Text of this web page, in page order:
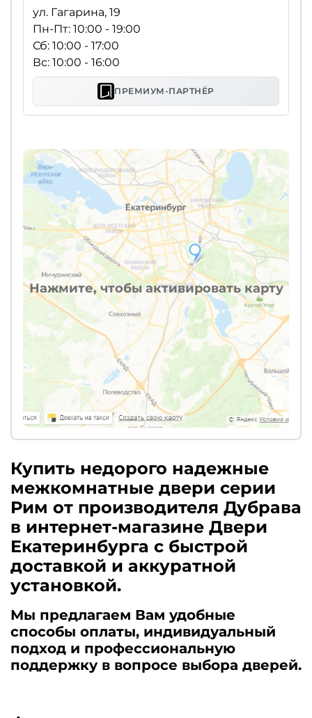
Нажмите, чтобы активировать карту
ул. Гагарина, 19
Пн-Пт: 10:00 - 19:00
Сб: 10:00 - 17:00
Вс: 10:00 - 16:00
ПРЕМИУМ-ПАРТНЁР
Купить недорого надежные
межкомнатные двери серии
Рим от производителя Дубрава
в интернет-магазине Двери
Екатеринбурга с быстрой
доставкой и аккуратной
установкой.
Мы предлагаем Вам удобные
способы оплаты, индивидуальный
подход и профессиональную
поддержку в вопросе выбора дверей.